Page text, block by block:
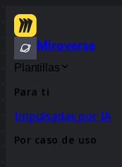
Miroverse
Plantillas
Para ti
Impulsadas por IA
Por caso de uso